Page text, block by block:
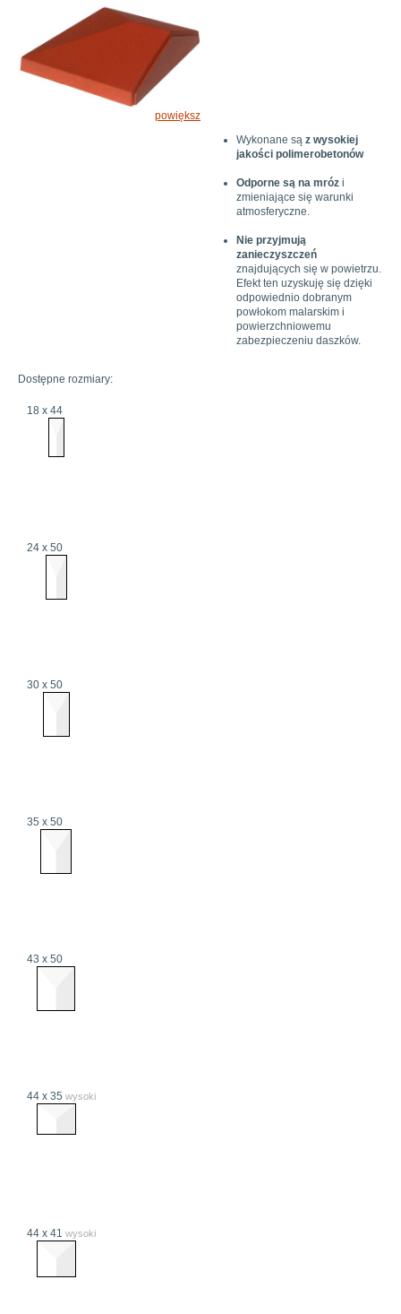
powiększ
Wykonane są z wysokiej
jakości polimerobetonów
Odporne są na mróz i
zmieniające się warunki
atmosferyczne.
Nie przyjmują
zanieczyszczeń
znajdujących się w powietrzu.
Efekt ten uzyskuję się dzięki
odpowiednio dobranym
powłokom malarskim i
powierzchniowemu
zabezpieczeniu daszków.
Dostępne rozmiary:
18 x 44
24 x 50
30 x 50
35 x 50
43 x 50
44 x 35 wysoki
44 x 41 wysoki